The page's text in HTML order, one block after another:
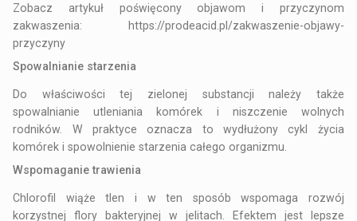
Zobacz artykuł poświęcony objawom i przyczynom
zakwaszenia: https://prodeacid.pl/zakwaszenie-objawy-
przyczyny
Spowalnianie starzenia
Do właściwości tej zielonej substancji należy także
spowalnianie utleniania komórek i niszczenie wolnych
rodników. W praktyce oznacza to wydłużony cykl życia
komórek i spowolnienie starzenia całego organizmu.
Wspomaganie trawienia
Chlorofil wiąże tlen i w ten sposób wspomaga rozwój
korzystnej flory bakteryjnej w jelitach. Efektem jest lepsze